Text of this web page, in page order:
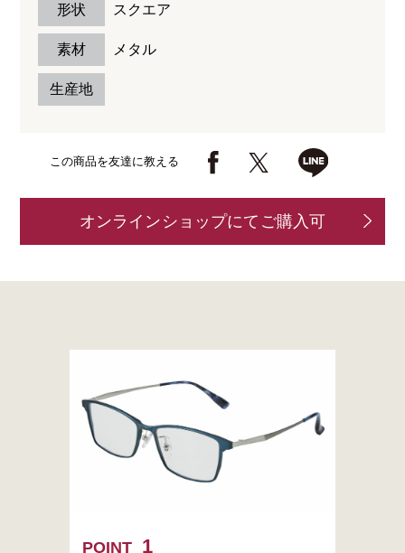
形状 スクエア
素材 メタル
生産地
この商品を友達に教える
オンラインショップにてご購入可
POINT